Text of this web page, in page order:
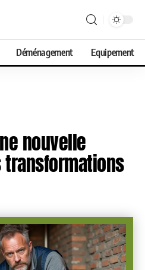
Déménagement Equipement
nouvelle